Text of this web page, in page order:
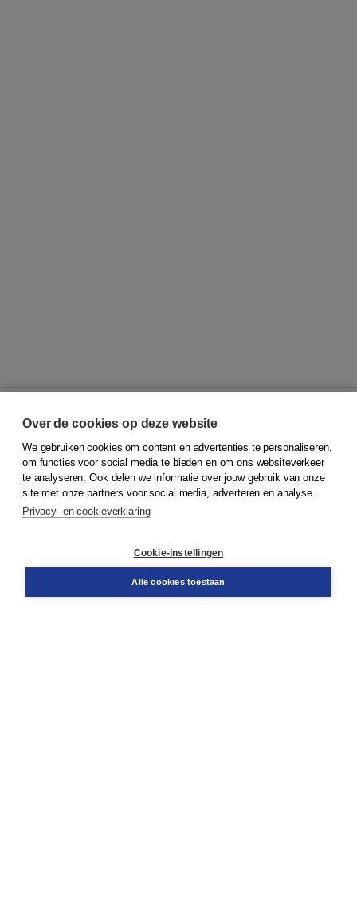
© 2026Koninklijke Boom uitgevers
Klantenservice
Service & informatie
Contact
Over de cookies op deze website
We gebruiken cookies om content en advertenties te personaliseren,
om functies voor social media te bieden en om ons websiteverkeer
te analyseren. Ook delen we informatie over jouw gebruik van onze
site met onze partners voor social media, adverteren en analyse.
Privacy- en cookieverklaring
Cookie-instellingen
Alle cookies toestaan